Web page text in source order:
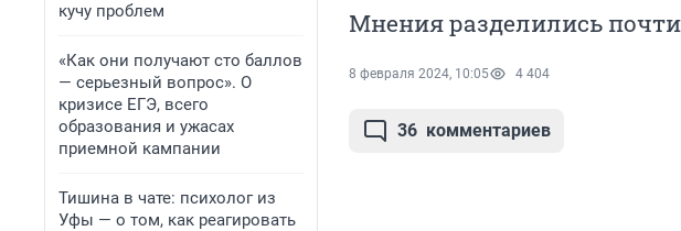
кучу проблем
«Как они получают сто баллов
— серьезный вопрос». О
кризисе ЕГЭ, всего
образования и ужасах
приемной кампании
Тишина в чате: психолог из
Уфы — о том, как реагировать
Мнения разделились
8 февраля 2024, 10:05 4 404
36 комментариев